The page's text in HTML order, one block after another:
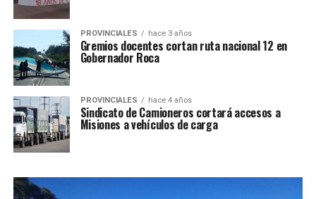
PROVINCIALES hace 3 años
Gremios docentes cortan ruta nacional 12 en
Gobernador Roca
PROVINCIALES hace 4 años
Sindicato de Camioneros cortará accesos a
Misiones a vehículos de carga